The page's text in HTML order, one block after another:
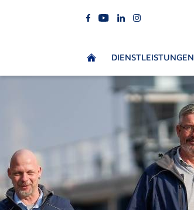
DIENSTLEISTUNGEN